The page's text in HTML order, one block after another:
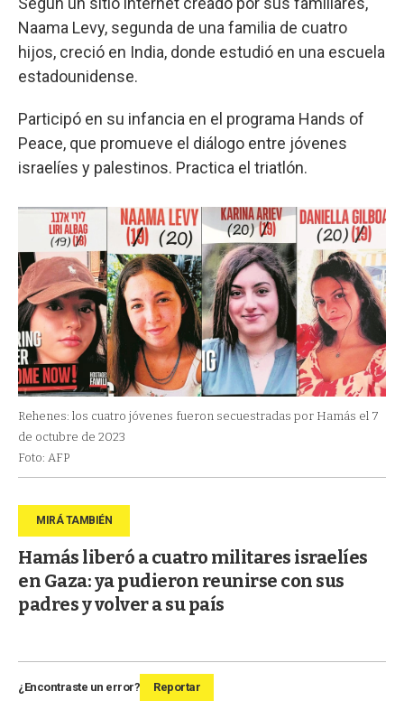
Naama Levy, segunda de una familia de cuatro
hijos, creció en India, donde estudió en una escuela
estadounidense.
Participó en su infancia en el programa Hands of
Peace, que promueve el diálogo entre jóvenes
israelíes y palestinos. Practica el triatlón.
Rehenes: los cuatro jóvenes fueron secuestradas por Hamás el 7
de octubre de 2023
Foto: AFP
Hamás liberó a cuatro militares israelíes
en Gaza: ya pudieron reunirse con sus
padres y volver a su país
¿Encontraste un error? Reportar